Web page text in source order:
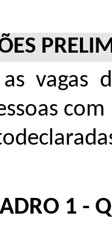
vagas
1 -